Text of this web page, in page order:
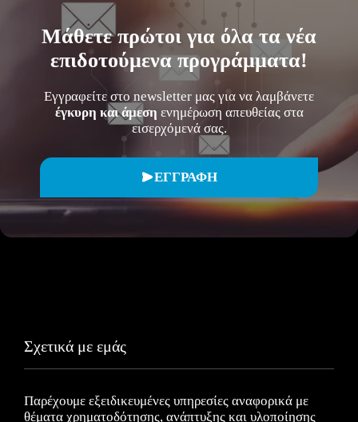
Μάθετεπρώτοι για όλα τα νέα
επιδοτούμενα προγράμματα!
Εγγραφείτε στο newsletter μας για να λαμβάνετε
έγκυρη και άμεση ενημέρωση απευθείας στα
εισερχόμενά σας.
ΕΓΓΡΑΦΗ
Σχετικά με εμάς
Παρέχουμε εξειδικευμένες υπηρεσίες αναφορικά με
θέματα χρηματοδότησης, ανάπτυξης και υλοποίησης